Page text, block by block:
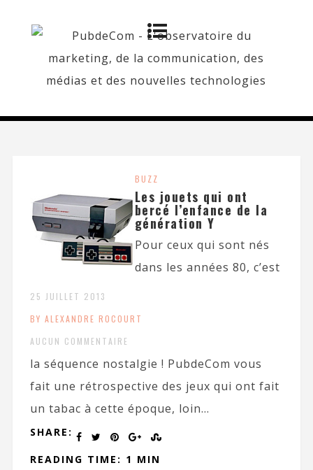
BUZZ
Les jouets qui ont
bercé l’enfance de la
génération Y
25 JUILLET 2013
BY ALEXANDRE ROCOURT
AUCUN COMMENTAIRE
Pour ceux qui sont nés
dans les années 80, c’est
la séquence nostalgie ! PubdeCom vous
fait une rétrospective des jeux qui ont fait
un tabac à cette époque, loin...
SHARE:
READING TIME: 1 MIN